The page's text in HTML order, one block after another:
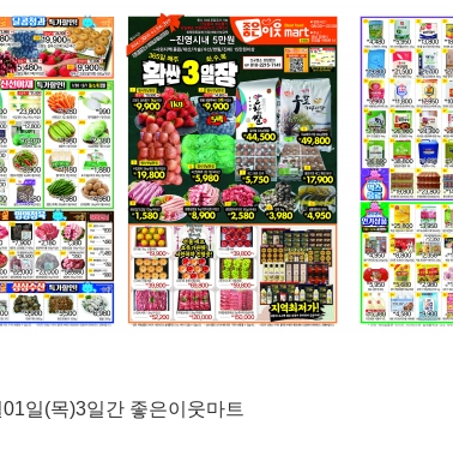
일(목)3일간 좋은이웃마트